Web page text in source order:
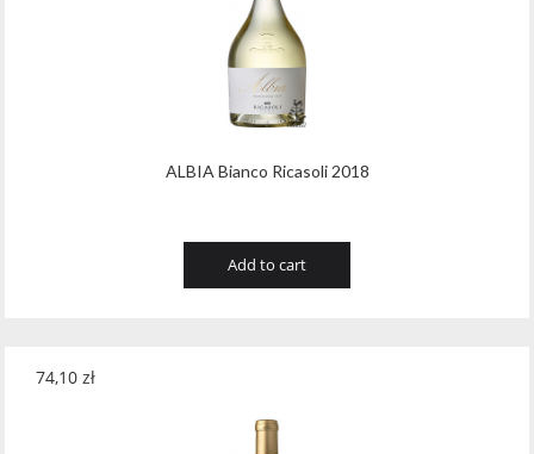
ALBIA Bianco Ricasoli 2018
Add to cart
74,10 zł